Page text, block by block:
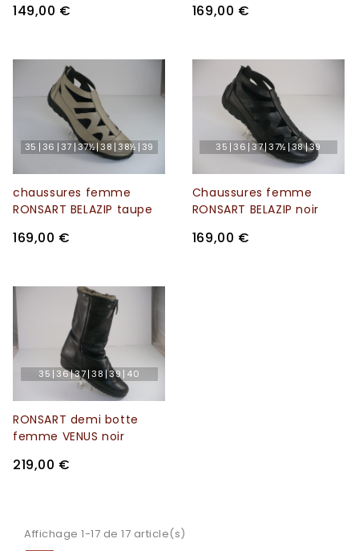
149,00 € 169,00 €
35 36 37 37½ 38 38½ 39
chaussures femme
RONSART BELAZIP taupe
169,00 €
35 36 37 37½ 38 39
Chaussures femme
RONSART BELAZIP noir
169,00 €
35 36 37 38 39 40
RONSART demi botte
femme VENUS noir
219,00 €
Affichage 1-17 de 17 article(s)